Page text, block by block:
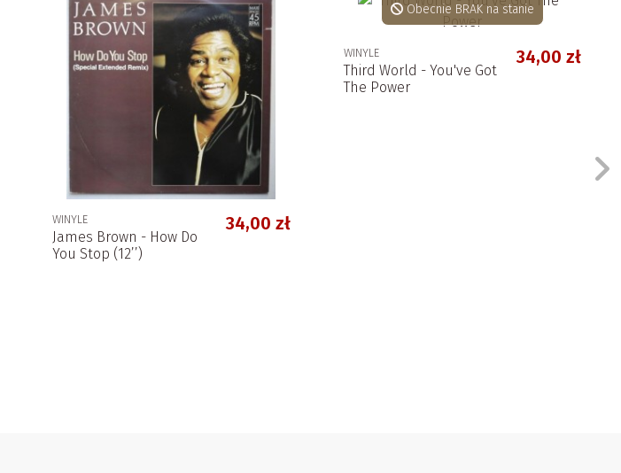
WINYLE
James Brown - How Do
You Stop (12’’)
34,00 zł
Obecnie BRAK na stanie
WINYLE
Third World - You've Got
The Power
34,00 zł